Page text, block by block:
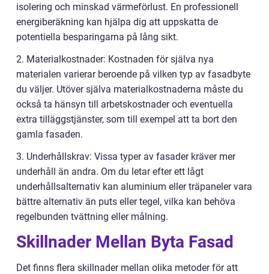
isolering och minskad värmeförlust. En professionell
energiberäkning kan hjälpa dig att uppskatta de
potentiella besparingarna på lång sikt.
2. Materialkostnader: Kostnaden för själva nya
materialen varierar beroende på vilken typ av fasadbyte
du väljer. Utöver själva materialkostnaderna måste du
också ta hänsyn till arbetskostnader och eventuella
extra tilläggstjänster, som till exempel att ta bort den
gamla fasaden.
3. Underhållskrav: Vissa typer av fasader kräver mer
underhåll än andra. Om du letar efter ett lågt
underhållsalternativ kan aluminium eller träpaneler vara
bättre alternativ än puts eller tegel, vilka kan behöva
regelbunden tvättning eller målning.
Skillnader Mellan Byta Fasad
Det finns flera skillnader mellan olika metoder för att